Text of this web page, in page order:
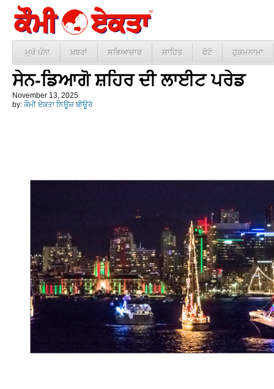
ਮੁਖੱ ਪੰਨਾ ਖ਼ਬਰਾਂ ਸਭਿਆਚਾਰ ਸਾਹਿਤ ਫੋਟੋ ਹੁਕਮਨਾਮਾ
ਸੇਨ-ਡਿਆਗੋ ਸ਼ਹਿਰ ਦੀ ਲਾਈਟ ਪਰੇਡ
November 13, 2025
by: ਕੌਮੀ ਏਕਤਾ ਨਿਊਜ਼ ਬੀਊਰੋ